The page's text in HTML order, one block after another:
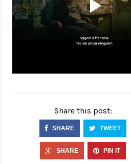
Share this post:
SHARE TWEET
SHARE PIN IT